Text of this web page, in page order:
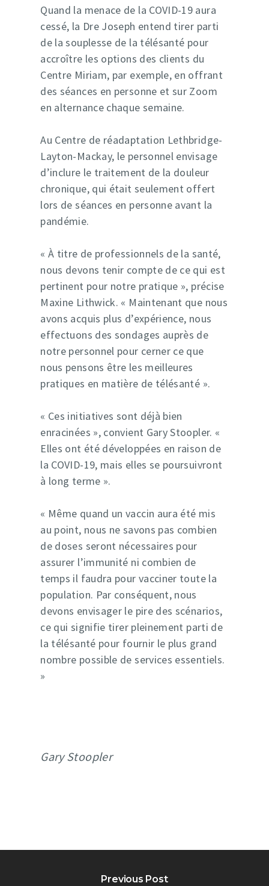
Quand la menace de la COVID-19 aura
cessé, la Dre Joseph entend tirer parti
de la souplesse de la télésanté pour
accroître les options des clients du
Centre Miriam, par exemple, en offrant
des séances en personne et sur Zoom
en alternance chaque semaine.
Au Centre de réadaptation Lethbridge-
Layton-Mackay, le personnel envisage
d’inclure le traitement de la douleur
chronique, qui était seulement offert
lors de séances en personne avant la
pandémie.
« À titre de professionnels de la santé,
nous devons tenir compte de ce qui est
pertinent pour notre pratique », précise
Maxine Lithwick. « Maintenant que nous
avons acquis plus d’expérience, nous
effectuons des sondages auprès de
notre personnel pour cerner ce que
nous pensons être les meilleures
pratiques en matière de télésanté ».
« Ces initiatives sont déjà bien
enracinées », convient Gary Stoopler. «
Elles ont été développées en raison de
la COVID-19, mais elles se poursuivront
à long terme ».
« Même quand un vaccin aura été mis
au point, nous ne savons pas combien
de doses seront nécessaires pour
assurer l’immunité ni combien de
temps il faudra pour vacciner toute la
population. Par conséquent, nous
devons envisager le pire des scénarios,
ce qui signifie tirer pleinement parti de
la télésanté pour fournir le plus grand
nombre possible de services essentiels.
»
Gary Stoopler
Previous Post